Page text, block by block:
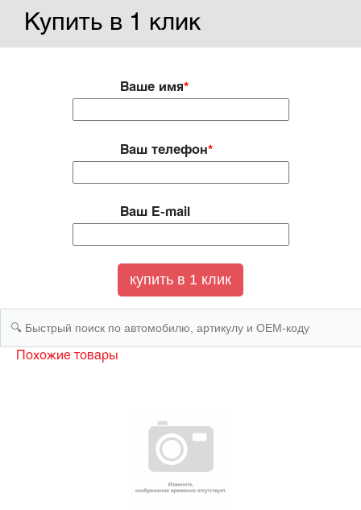
Купить в 1 клик
Ваше имя*
Ваш телефон*
Ваш E-mail
Похожие товары